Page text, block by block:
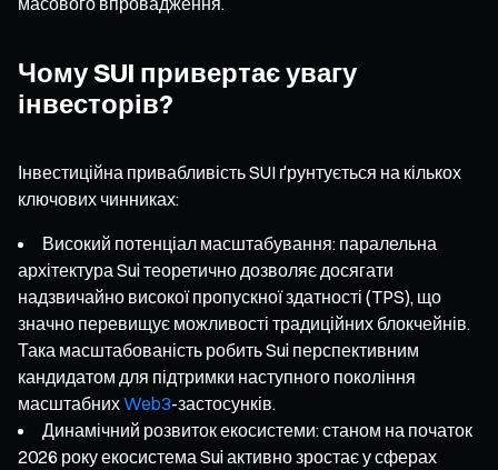
Чому SUI привертає увагу
інвесторів?
Інвестиційна привабливість SUI ґрунтується на кількох
ключових чинниках:
Високий потенціал масштабування: паралельна
архітектура Sui теоретично дозволяє досягати
надзвичайно високої пропускної здатності (TPS), що
значно перевищує можливості традиційних блокчейнів.
Така масштабованість робить Sui перспективним
кандидатом для підтримки наступного покоління
масштабнихWeb3-застосунків.
Динамічний розвиток екосистеми: станом на початок
2026 року екосистема Sui активно зростає у сферах